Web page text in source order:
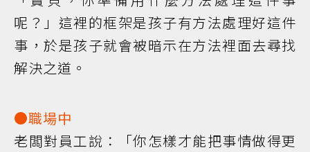
呢？」這裡的框架是孩子有方法處理好這件
事，於是孩子就會被暗示在方法裡面去尋找
解決之道。
●職場中
老闆對員工說：「你怎樣才能把事情做得更